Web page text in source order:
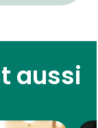
aussi